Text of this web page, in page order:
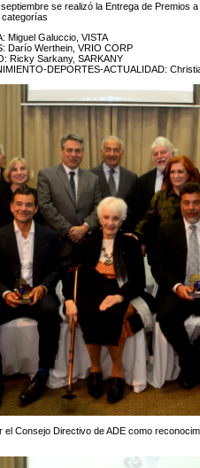
se realizó la Entrega de Premios
categorías
Miguel Galuccio, VISTA
Darío Werthein, VRIO CORP
Ricky Sarkany, SARKANY
DEPORTES-ACTUALIDAD:
el Consejo Directivo de ADE como